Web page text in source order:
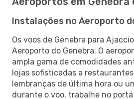
Instalações no Aeroporto
Os voos de Genebra para
Aeroporto do Genebra. O
ampla gama de comodidades
lojas sofisticadas a
lembranças de última hora ou
durante o voo, trabalhe no